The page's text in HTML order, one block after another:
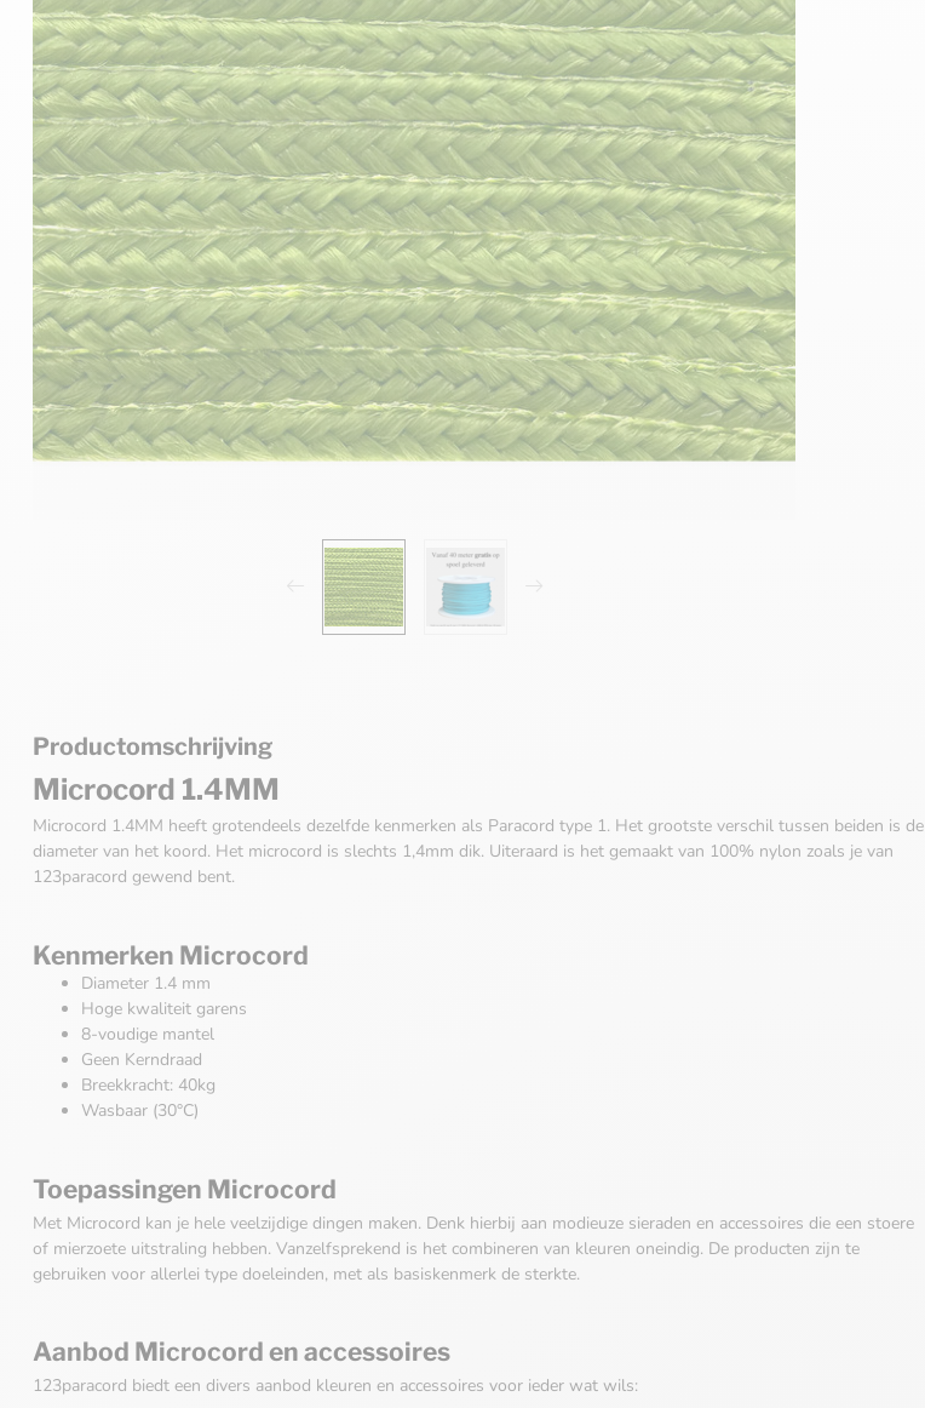
Productomschrijving
Microcord 1.4MM
Microcord 1.4MM heeft grotendeels dezelfde kenmerken als Paracord type 1. Het grootste verschil tussen beiden is de
diameter van het koord. Het microcord is slechts 1,4mm dik. Uiteraard is het gemaakt van 100% nylon zoals je van
123paracord gewend bent.
Kenmerken Microcord
Diameter 1.4 mm
Hoge kwaliteit garens
8-voudige mantel
Geen Kerndraad
Breekkracht: 40kg
Wasbaar (30°C)
Toepassingen Microcord
Met Microcord kan je hele veelzijdige dingen maken. Denk hierbij aan modieuze sieraden en accessoires die een stoere
of mierzoete uitstraling hebben. Vanzelfsprekend is het combineren van kleuren oneindig. De producten zijn te
gebruiken voor allerlei type doeleinden, met als basiskenmerk de sterkte.
Aanbod Microcord en accessoires
123paracord biedt een divers aanbod kleuren en accessoires voor ieder wat wils: